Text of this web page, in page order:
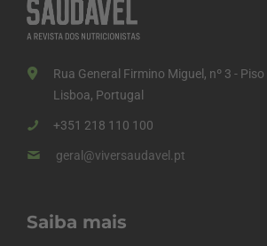
Rua General Firmino Miguel, nº 3 -
Lisboa, Portugal
+351 218 110 100
geral@viversaudavel.pt
Saiba mais